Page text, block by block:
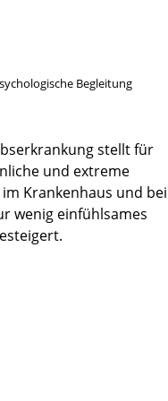
Begleitung
stellt für
und extreme
Krankenhaus und bei
wenig einfühlsames
ich bei meiner
gemacht !!!!!